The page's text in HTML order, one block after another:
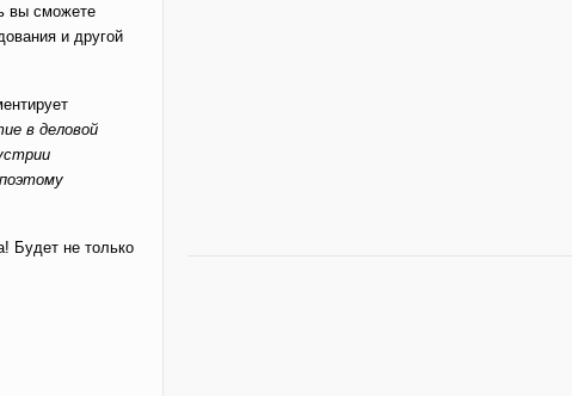
вы сможете
и другой
в деловой
Будет не только